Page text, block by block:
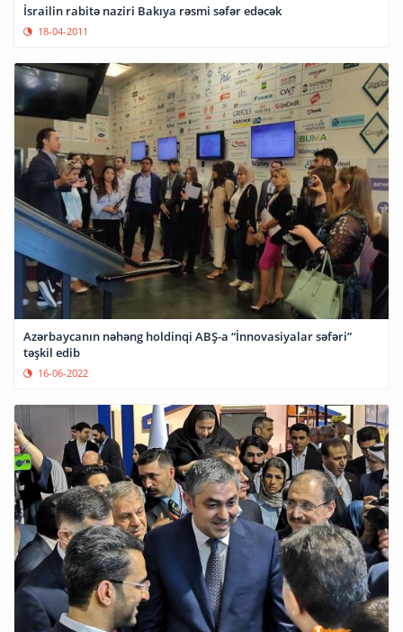
İsrailin rabitə naziri Bakıya rəsmi səfər edəcək
18-04-2011
Azərbaycanın nəhəng holdinqi ABŞ-a “İnnovasiyalar səfəri”
təşkil edib
16-06-2022